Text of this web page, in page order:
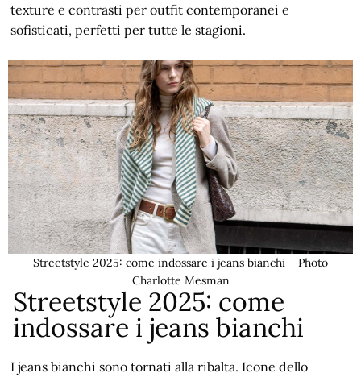
texture e contrasti per outfit contemporanei e
sofisticati, perfetti per tutte le stagioni.
Streetstyle 2025: come indossare i jeans bianchi – Photo
Charlotte Mesman
Streetstyle 2025: come
indossare i jeans bianchi
I jeans bianchi sono tornati alla ribalta. Icone dello